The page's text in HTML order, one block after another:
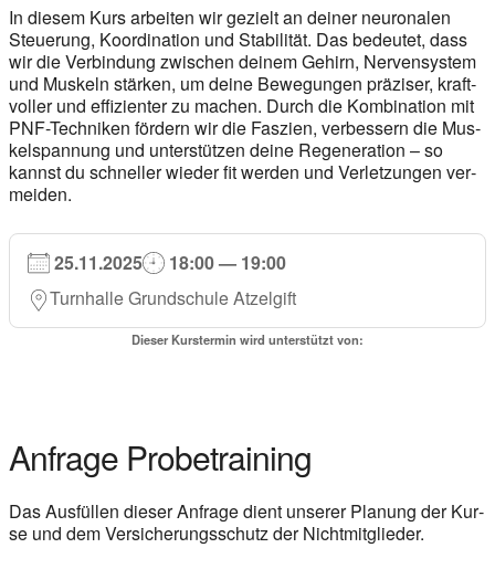
In die­sem Kurs arbei­ten wir gezielt an dei­ner neu­ro­na­len
Steue­rung, Koor­di­na­ti­on und Sta­bi­li­tät. Das bedeu­tet, dass
wir die Ver­bin­dung zwi­schen dei­nem Gehirn, Ner­ven­sys­tem
und Mus­keln stär­ken, um dei­ne Bewe­gun­gen prä­zi­ser, kraft­
vol­ler und effi­zi­en­ter zu machen. Durch die Kom­bi­na­ti­on mit
PNF-Tech­ni­ken för­dern wir die Fas­zi­en, ver­bes­sern die Mus­
kel­span­nung und unter­stüt­zen dei­ne Rege­ne­ra­ti­on – so
kannst du schnel­ler wie­der fit wer­den und Ver­let­zun­gen ver­
mei­den.
25.11.2025
18:00 — 19:00
Turn­hal­le Grund­schu­le Atzel­gift
Die­ser Kurs­ter­min wird unter­stützt von:
Anfra­ge Pro­be­trai­ning
Das Aus­fül­len die­ser Anfra­ge dient unse­rer Pla­nung der Kur­
se und dem Ver­si­che­rungs­schutz der Nicht­mit­glie­der.